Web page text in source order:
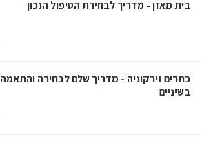
בית מאזן - מדריך לבחירת הטיפול הנכון
כתרים זירקוניה - מדריך שלם לבחירה והתאמה
בשיניים